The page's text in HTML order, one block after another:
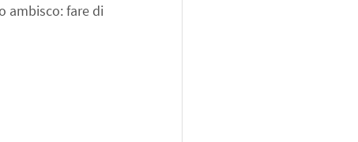
ambisco: fare di